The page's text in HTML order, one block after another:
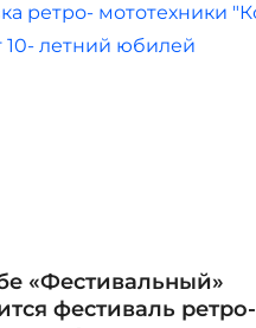
«Фестивальный»
фестиваль ретро-